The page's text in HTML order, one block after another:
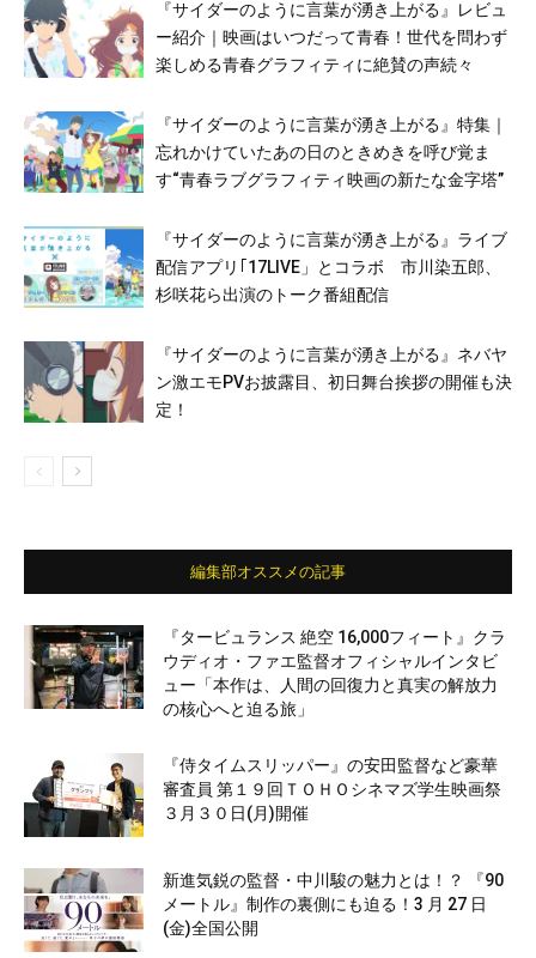
『サイダーのように言葉が湧き上がる』レビュ
ー紹介｜映画はいつだって青春！世代を問わず
楽しめる青春グラフィティに絶賛の声続々
『サイダーのように言葉が湧き上がる』特集｜
忘れかけていたあの日のときめきを呼び覚ま
す“青春ラブグラフィティ映画の新たな金字塔”
『サイダーのように言葉が湧き上がる』ライブ
配信アプリ｢17LIVE」とコラボ 市川染五郎、
杉咲花ら出演のトーク番組配信
『サイダーのように言葉が湧き上がる』ネバヤ
ン激エモPVお披露目、初⽇舞台挨拶の開催も決
定！
編集部オススメの記事
『タービュランス 絶空 16,000フィート』クラ
ウディオ・ファエ監督オフィシャルインタビ
ュー「本作は、人間の回復力と真実の解放力
の核心へと迫る旅」
『侍タイムスリッパー』の安田監督など豪華
審査員 第１９回ＴＯＨＯシネマズ学生映画祭
３月３０日(月)開催
新進気鋭の監督・中川駿の魅力とは！？ 『90
メートル』制作の裏側にも迫る！3 月 27 日
(金)全国公開